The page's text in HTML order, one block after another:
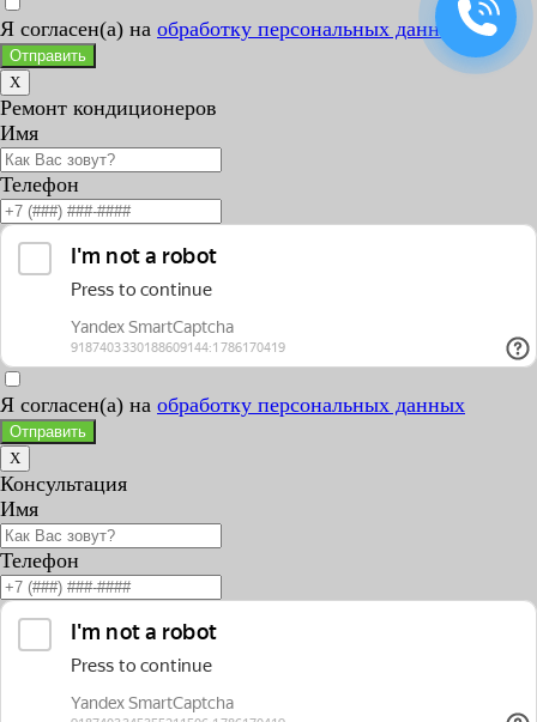
Я согласен(а) на обработку персональных данных
Отправить
X
Ремонт кондиционеров
Имя
Телефон
Я согласен(а) на обработку персональных данных
Отправить
X
Консультация
Имя
Телефон